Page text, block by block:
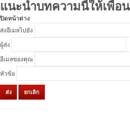
แนะนำบทความนี้ให้เพื่อน
ปิดหน้าต่าง
ส่งอีเมลไปยัง
ผู้ส่ง
อีเมลของคุณ
หัวข้อ
ส่ง ยกเลิก